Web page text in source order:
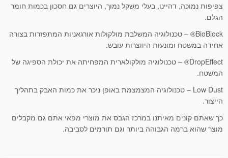
צפיפות נמוכה, דהיינו, בעלי משקל נמוך, היוצרים גם חסכון בכמות חומר
הגלם.
BioBlock® – טכנולוגיה המשלבת מולקולות אורגאניות המתפזרות בצורה
אחידה במשטח ומונעות היווצרות עובש.
DropEffect® – טכנולוגיה מולקולארית המפחיתה את יכולת הספיגה של
המשטח.
Low Dust – טכנולוגיה המצמצמת באופן ניכר את כמות האבק בתהליך
הייצור.
כך שאתם קונים מאיתנו במרכז הגבס את מוצרי מפאי אתם גם מקבלים
מוצר שהוא ברמה הגבוהה ביותר וגם תורמים לסביבה.